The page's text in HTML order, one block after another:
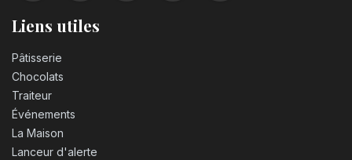
Liens utiles
Pâtisserie
Chocolats
Traiteur
Événements
La Maison
Lanceur d'alerte